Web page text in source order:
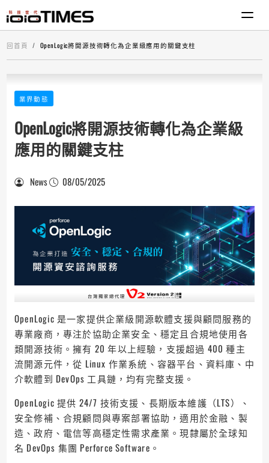
回首頁 OpenLogic將開源技術轉化為企業級應用的關鍵支柱
業界動態
OpenLogic將開源技術轉化為企業級
應用的關鍵支柱
News 08/05/2025
OpenLogic 是一家提供企業級開源軟體支援與顧問服務的
專業廠商，專注於協助企業安全、穩定且合規地使用各
類開源技術。擁有 20 年以上經驗，支援超過 400 種主
流開源元件，從 Linux 作業系統、容器平台、資料庫、中
介軟體到 DevOps 工具鏈，均有完整支援。
OpenLogic 提供 24/7 技術支援、長期版本維護（LTS）、
安全修補、合規顧問與專案部署協助，適用於金融、製
造、政府、電信等高穩定性需求產業。現隸屬於全球知
名 DevOps 集團 Perforce Software。